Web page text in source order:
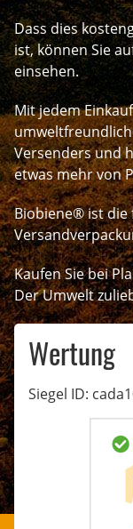
Dass dies
ist, können Sie
einsehen.
Mit jedem
Versenders und
etwas mehr von
Biobiene® ist die
Kaufen Sie bei
Der Umwelt
Wertung
Siegel ID: